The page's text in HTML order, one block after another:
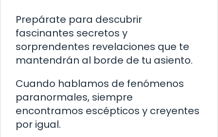
Prepárate para descubrir
fascinantes secretos y
sorprendentes revelaciones que te
mantendrán al borde de tu asiento.
Cuando hablamos de fenómenos
paranormales, siempre
encontramos escépticos y creyentes
por igual.